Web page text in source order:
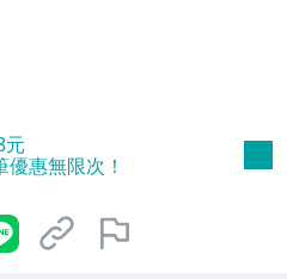
費滿$1298免運
單件運費$120、滿5件
元
惠無限次！